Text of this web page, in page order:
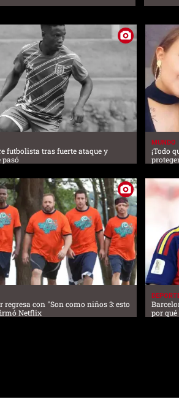
futbolista tras fuerte ataque y
MUNDO
¡Todo
regresa con "Son como niños 3: esto
Netflix
por